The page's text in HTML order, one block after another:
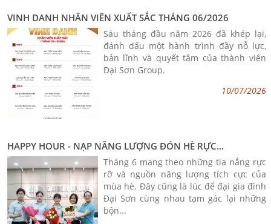
VINH DANH NHÂN VIÊN XUẤT SẮC THÁNG 06/2026
Sáu tháng đầu năm 2026 đã khép lại,
đánh dấu một hành trình đầy nỗ lực,
bản lĩnh và quyết tâm của thành viên
Đại Sơn Group.
10/07/2026
HAPPY HOUR - NẠP NĂNG LƯỢNG ĐÓN HÈ RỰC...
Tháng 6 mang theo những tia nắng rực
rỡ và nguồn năng lượng tích cực của
mùa hè. Đây cũng là lúc để đại gia đình
Đại Sơn cùng nhau tạm gác lại những
bộn...